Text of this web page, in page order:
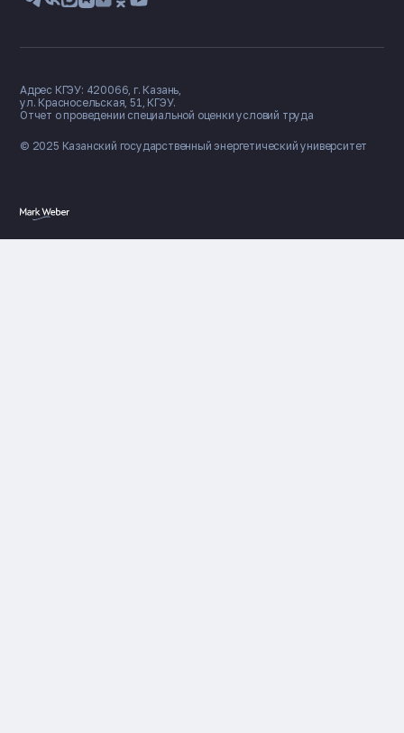
© 2025 Казанский государственный энергетический университет
Адрес КГЭУ: 420066, г. Казань,
ул. Красносельская, 51, КГЭУ.
Отчет о проведении специальной оценки условий труда